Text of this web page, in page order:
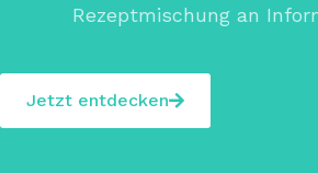
Rezeptmischung an
Jetzt entdecken